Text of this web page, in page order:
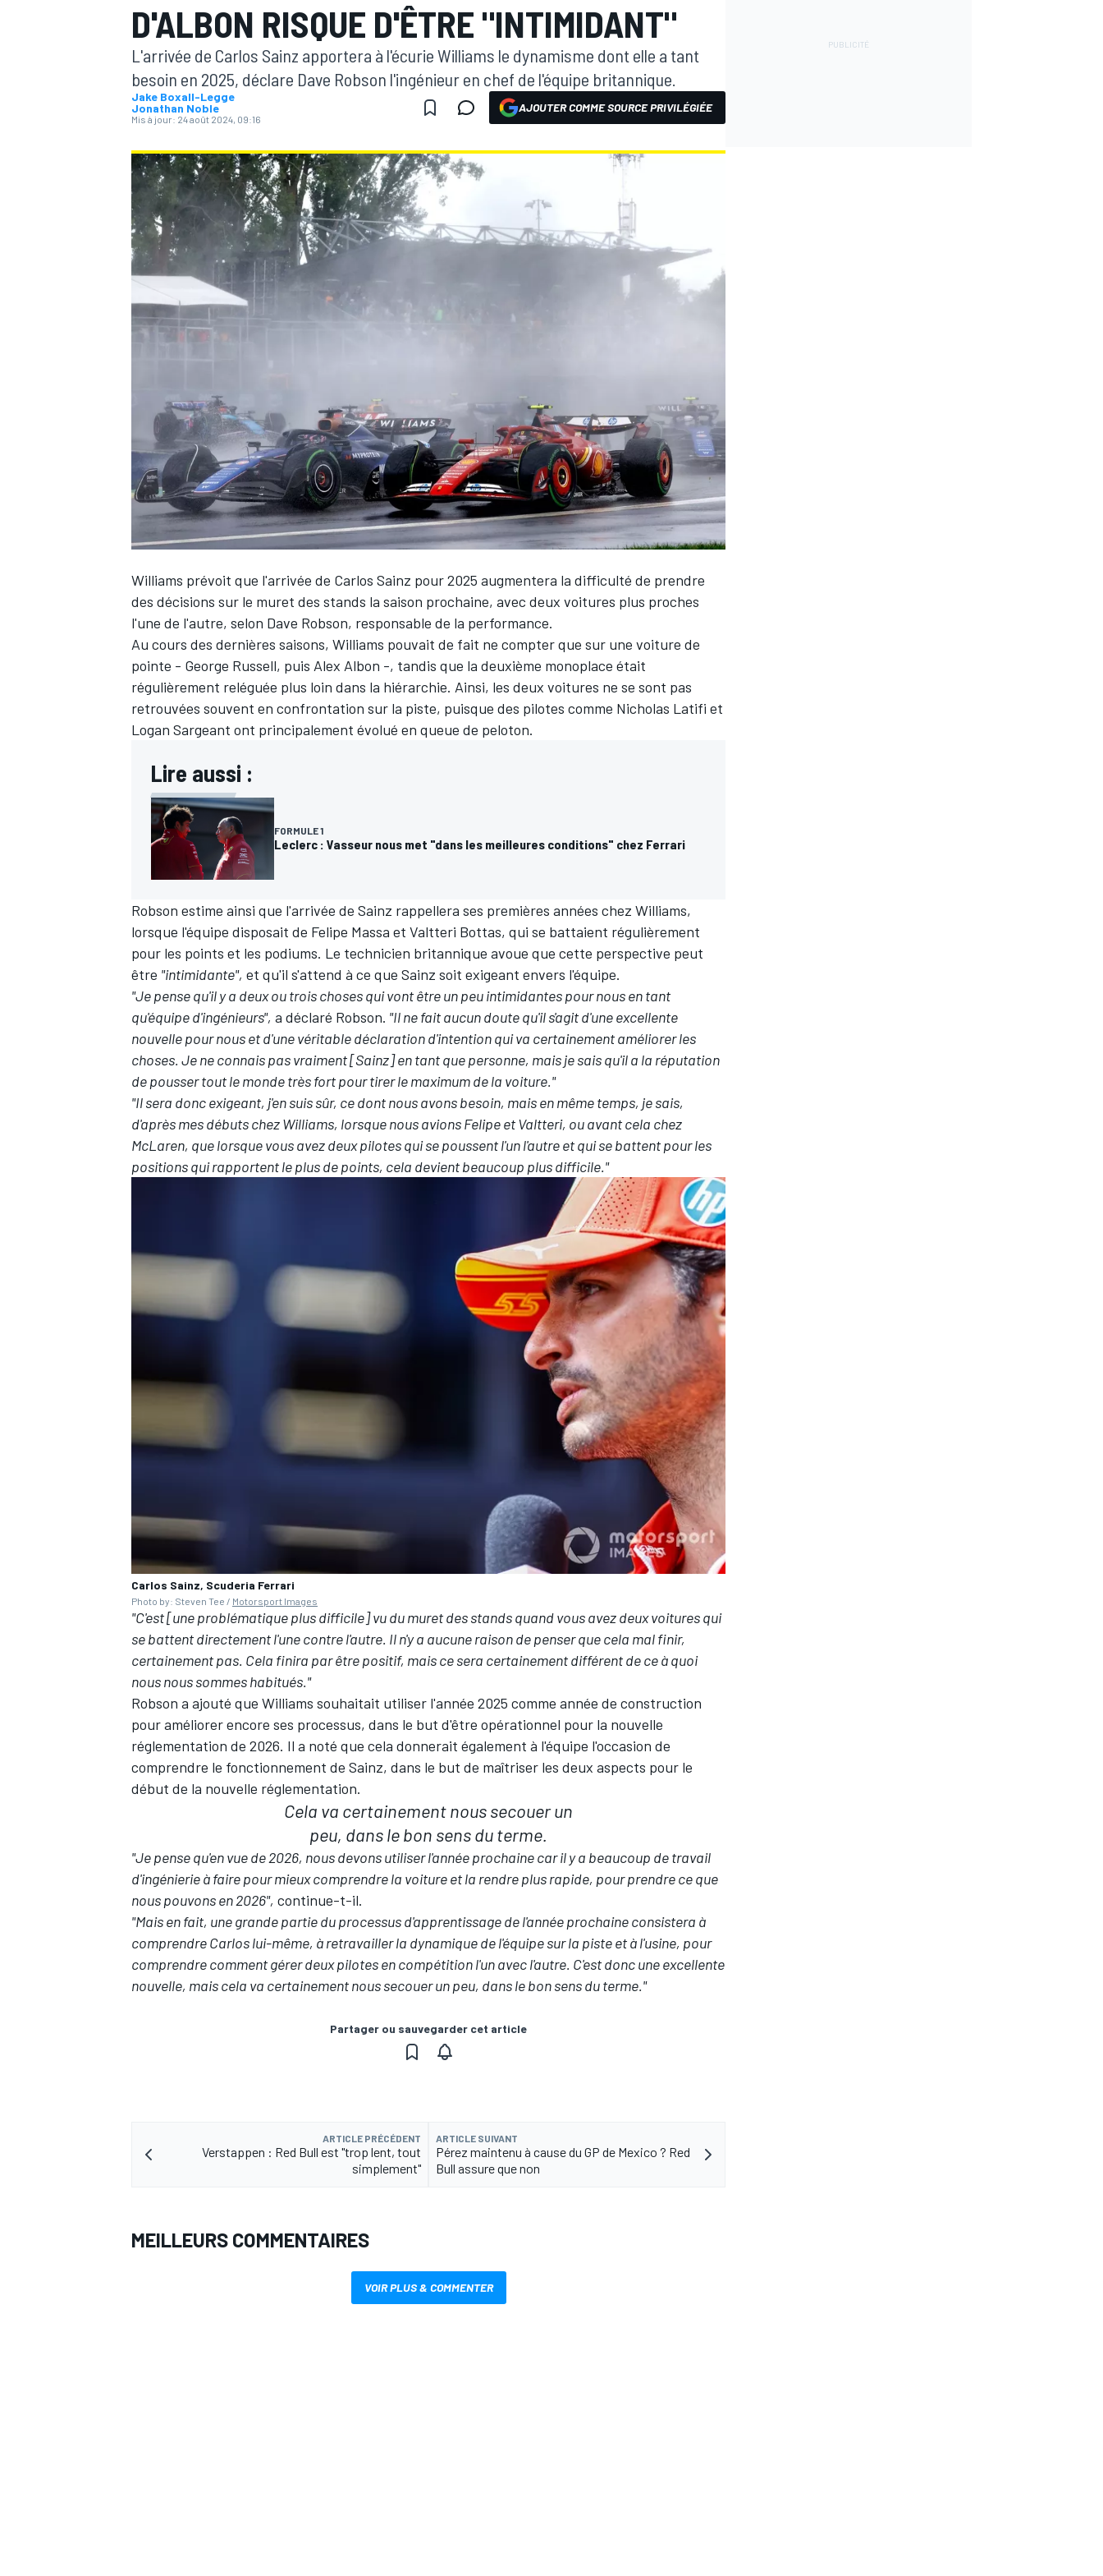
MOTOGP
WEC
AUTRES CHAMPIONNATS
D'ALBON RISQUE D'ÊTRE "INTIMIDANT"
L'arrivée de Carlos Sainz apportera à l'écurie Williams le dynamisme dont elle a tant
besoin en 2025, déclare Dave Robson l'ingénieur en chef de l'équipe britannique.
Jake Boxall-Legge
Jonathan Noble
Mis à jour: 24 août 2024, 09:16
AJOUTER COMME SOURCE PRIVILÉGIÉE
Williams prévoit que l'arrivée de Carlos Sainz pour 2025 augmentera la difficulté de prendre
des décisions sur le muret des stands la saison prochaine, avec deux voitures plus proches
l'une de l'autre, selon Dave Robson, responsable de la performance.
Au cours des dernières saisons, Williams pouvait de fait ne compter que sur une voiture de
pointe - George Russell, puis Alex Albon -, tandis que la deuxième monoplace était
régulièrement reléguée plus loin dans la hiérarchie. Ainsi, les deux voitures ne se sont pas
retrouvées souvent en confrontation sur la piste, puisque des pilotes comme Nicholas Latifi et
Logan Sargeant ont principalement évolué en queue de peloton.
Lire aussi :
FORMULE 1
Leclerc : Vasseur nous met "dans les meilleures conditions" chez Ferrari
Robson estime ainsi que l'arrivée de Sainz rappellera ses premières années chez Williams,
lorsque l'équipe disposait de Felipe Massa et Valtteri Bottas, qui se battaient régulièrement
pour les points et les podiums. Le technicien britannique avoue que cette perspective peut
être "intimidante", et qu'il s'attend à ce que Sainz soit exigeant envers l'équipe.
"Je pense qu'il y a deux ou trois choses qui vont être un peu intimidantes pour nous en tant
qu'équipe d'ingénieurs", a déclaré Robson. "Il ne fait aucun doute qu'il s'agit d'une excellente
nouvelle pour nous et d'une véritable déclaration d'intention qui va certainement améliorer les
choses. Je ne connais pas vraiment [Sainz] en tant que personne, mais je sais qu'il a la réputation
de pousser tout le monde très fort pour tirer le maximum de la voiture."
"Il sera donc exigeant, j'en suis sûr, ce dont nous avons besoin, mais en même temps, je sais,
d'après mes débuts chez Williams, lorsque nous avions Felipe et Valtteri, ou avant cela chez
McLaren, que lorsque vous avez deux pilotes qui se poussent l'un l'autre et qui se battent pour les
positions qui rapportent le plus de points, cela devient beaucoup plus difficile."
Carlos Sainz, Scuderia Ferrari
Photo by: Steven Tee / Motorsport Images
"C'est [une problématique plus difficile] vu du muret des stands quand vous avez deux voitures qui
se battent directement l'une contre l'autre. Il n'y a aucune raison de penser que cela mal finir,
certainement pas. Cela finira par être positif, mais ce sera certainement différent de ce à quoi
nous nous sommes habitués."
Robson a ajouté que Williams souhaitait utiliser l'année 2025 comme année de construction
pour améliorer encore ses processus, dans le but d'être opérationnel pour la nouvelle
réglementation de 2026. Il a noté que cela donnerait également à l'équipe l'occasion de
comprendre le fonctionnement de Sainz, dans le but de maîtriser les deux aspects pour le
début de la nouvelle réglementation.
Cela va certainement nous secouer un
peu, dans le bon sens du terme.
"Je pense qu'en vue de 2026, nous devons utiliser l'année prochaine car il y a beaucoup de travail
d'ingénierie à faire pour mieux comprendre la voiture et la rendre plus rapide, pour prendre ce que
nous pouvons en 2026", continue-t-il.
"Mais en fait, une grande partie du processus d'apprentissage de l'année prochaine consistera à
comprendre Carlos lui-même, à retravailler la dynamique de l'équipe sur la piste et à l'usine, pour
comprendre comment gérer deux pilotes en compétition l'un avec l'autre. C'est donc une excellente
nouvelle, mais cela va certainement nous secouer un peu, dans le bon sens du terme."
Partager ou sauvegarder cet article
ARTICLE PRÉCÉDENT
Verstappen : Red Bull est "trop lent, tout
simplement"
ARTICLE SUIVANT
Pérez maintenu à cause du GP de Mexico ? Red
Bull assure que non
MEILLEURS COMMENTAIRES
VOIR PLUS & COMMENTER